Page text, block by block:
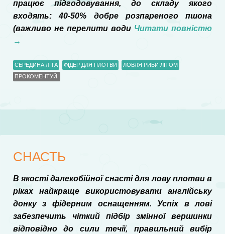
працює підгодовування, до складу якого
входять: 40-50% добре розпареного пшона
(важливо не перелити води Читати повністю
→
СЕРЕДИНА ЛІТА ФІДЕР ДЛЯ ПЛОТВИ
ЛОВЛЯ РИБИ ЛІТОМ
ПРОКОМЕНТУЙ!
СНАСТЬ
В якості далекобійної снасті для лову плотви в
ріках найкраще використовувати англійську
донку з фідерним оснащенням. Успіх в лові
забезпечить чіткий підбір змінної вершинки
відповідно до сили течії, правильний вибір